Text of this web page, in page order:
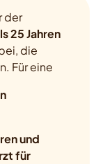
der
25 Jahren
die
Für eine
und
für